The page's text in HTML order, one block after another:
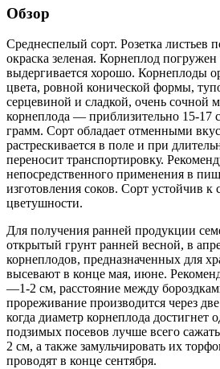
Обзор
Среднеспелый сорт. Розетка листьев
окраска зеленая. Корнеплод
выдергивается хорошо. Корнеплоды
цвета, ровной конической формы,
серцевиной и сладкой, очень сочной
корнеплода — приблизительно 15-17
грамм. Сорт обладает отменными
растрескивается в поле и при
переносит транспортировку.
непосредственного применения в
изготовления соков. Сорт устойчив к
цветушности.
Для получения ранней продукции
открытый грунт ранней весной, в
корнеплодов, предназначенных для
высевают в конце мая, июне.
—1-2 см, расстояние между
прореживание производится через
когда диаметр корнеплода достигнет
подзимых посевов лучше всего
2 см, а также замульчировать их
проводят в конце сентября.